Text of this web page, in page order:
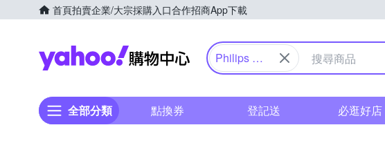
首頁拍賣企業/大宗採購入口合作招商App下載
Yahoo購物中心
Philips 飛
全部分類 點換券 登記送 必逛好店